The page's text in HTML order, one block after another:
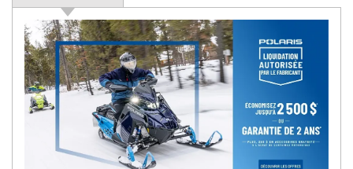
P
r
o
m
o
t